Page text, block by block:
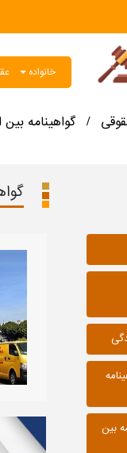
خانواده
/ گواهینامه بین
بین